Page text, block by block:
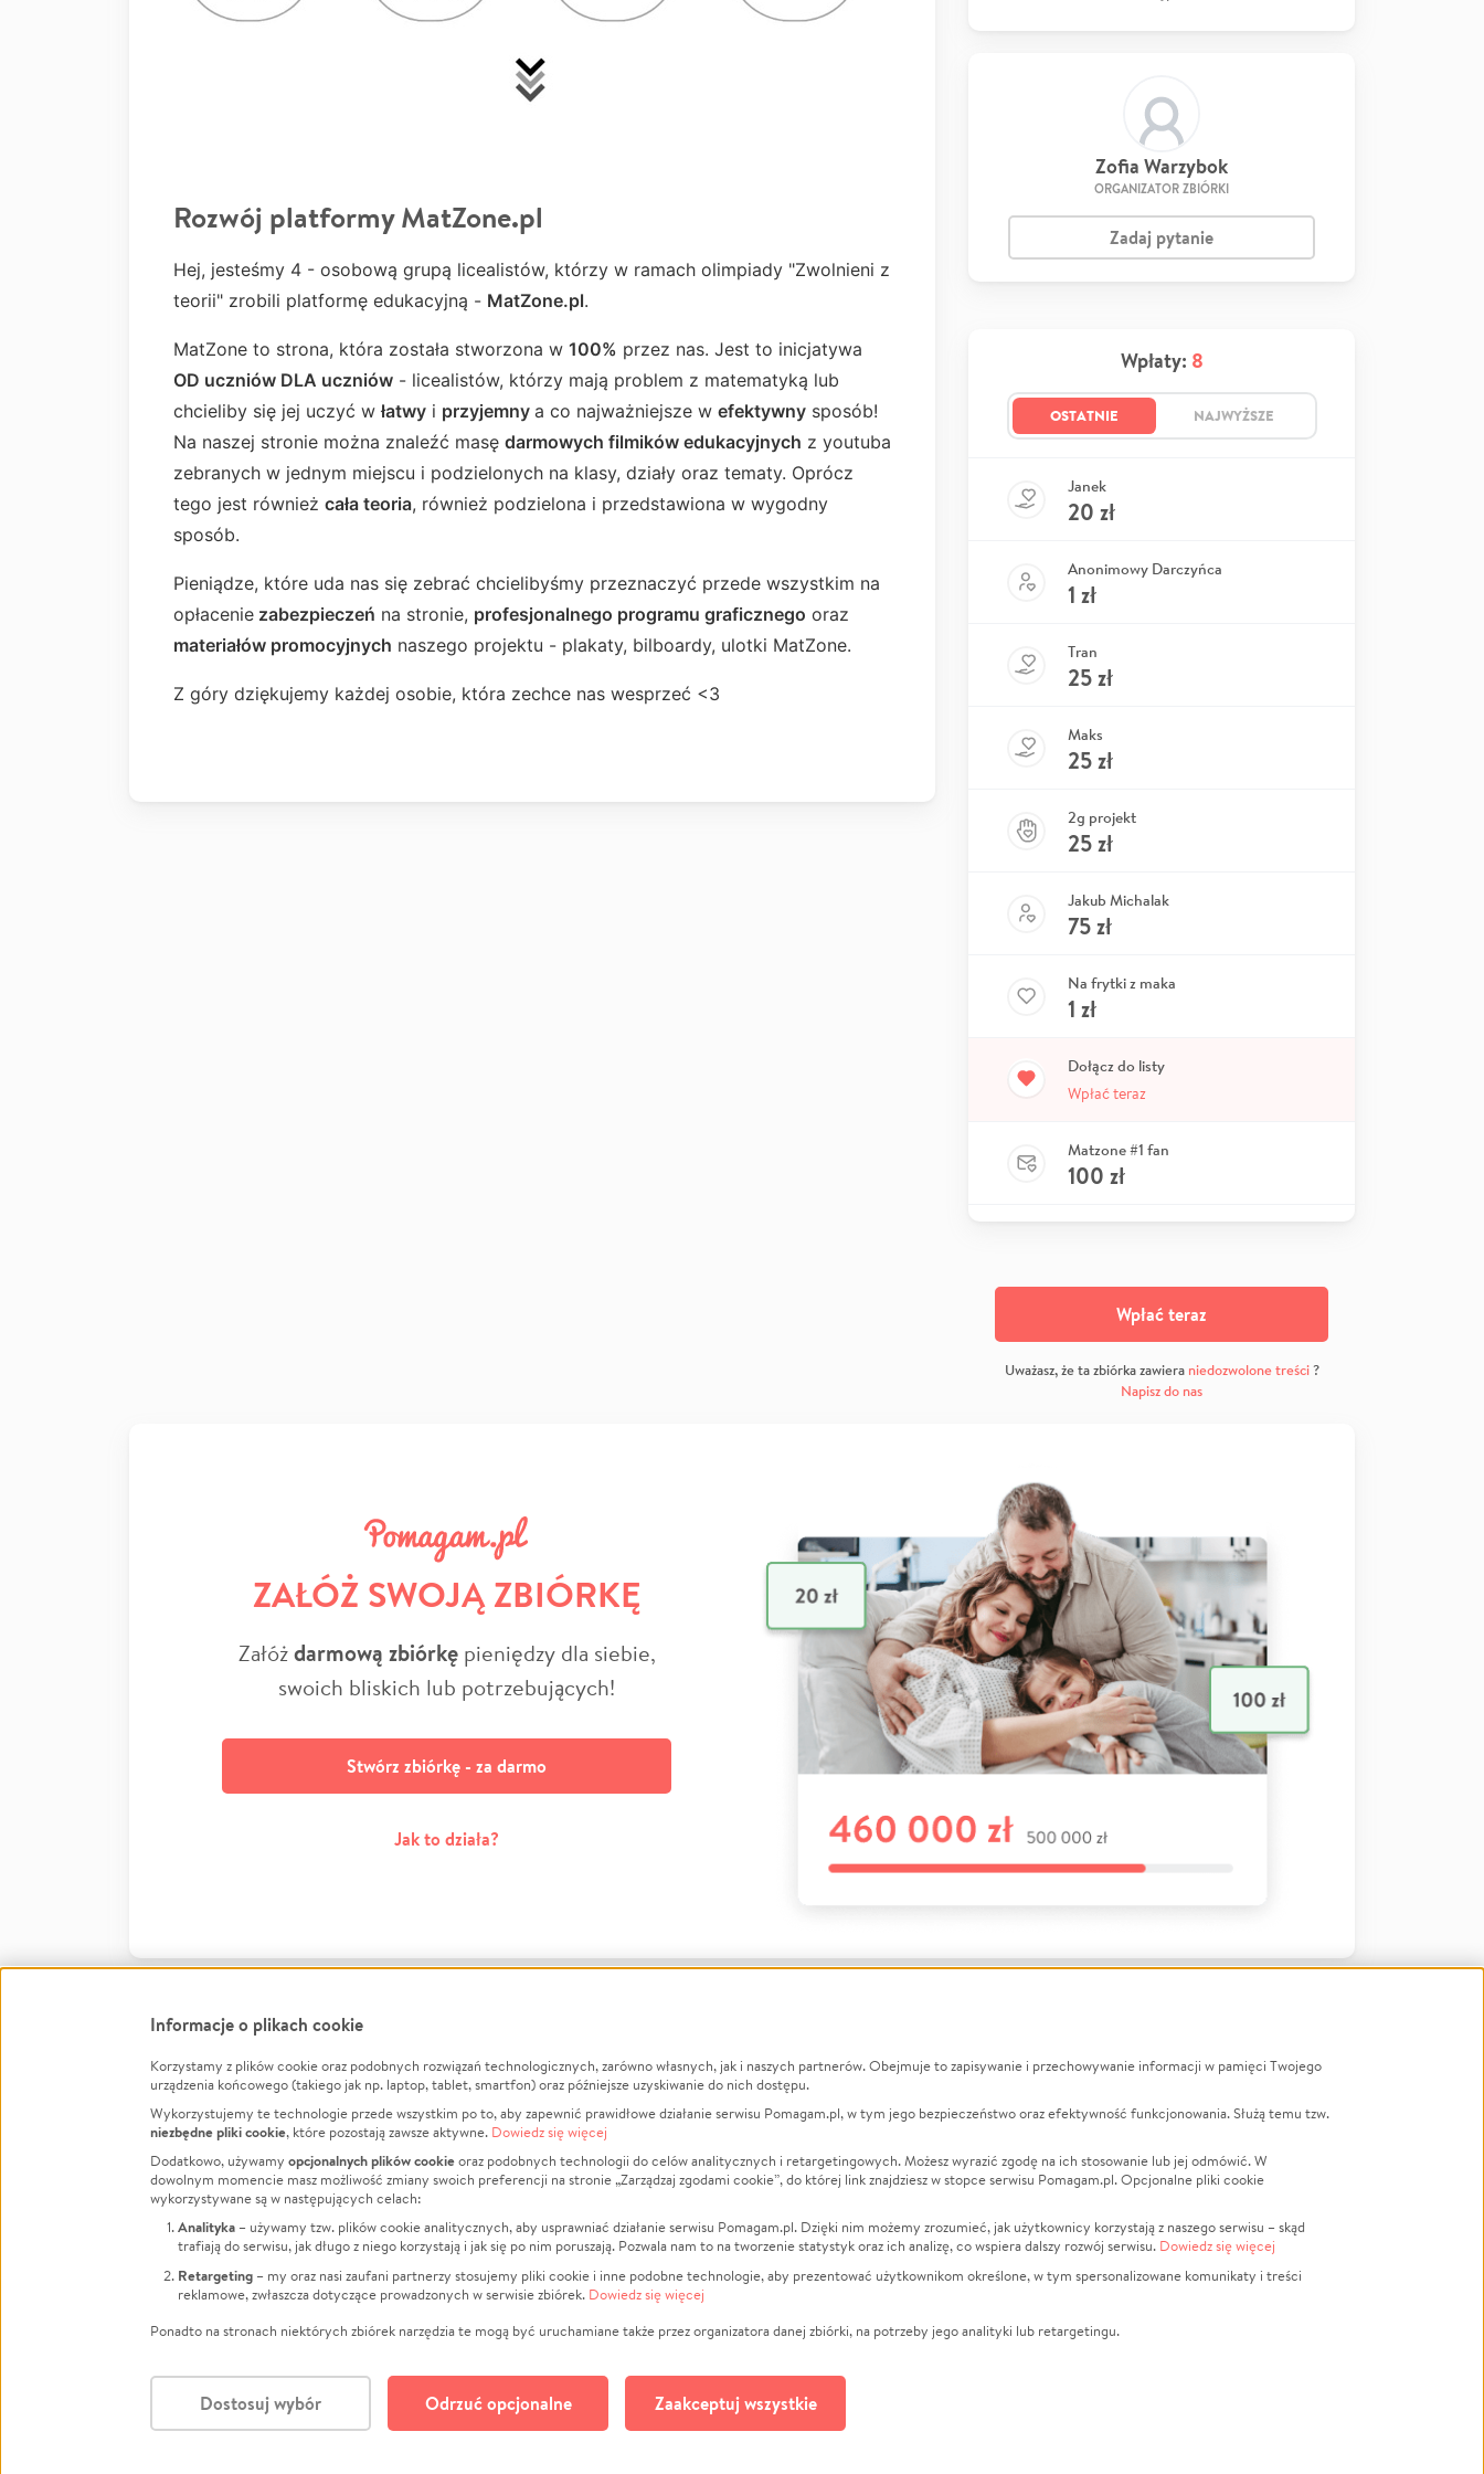
Rozwój platformy MatZone.pl
Hej, jesteśmy 4 - osobową grupą licealistów, którzy w ramach olimpiady "Zwolnieni z
teorii" zrobili platformę edukacyjną - MatZone.pl.
MatZone to strona, która została stworzona w 100% przez nas. Jest to inicjatywa
OD uczniów DLA uczniów - licealistów, którzy mają problem z matematyką lub
chcieliby się jej uczyć w łatwy i przyjemny a co najważniejsze w efektywny sposób!
Na naszej stronie można znaleźć masę darmowych filmików edukacyjnych z youtuba
zebranych w jednym miejscu i podzielonych na klasy, działy oraz tematy. Oprócz
tego jest również cała teoria, również podzielona i przedstawiona w wygodny
sposób.
Pieniądze, które uda nas się zebrać chcielibyśmy przeznaczyć przede wszystkim na
opłacenie zabezpieczeń na stronie, profesjonalnego programu graficznego oraz
materiałów promocyjnych naszego projektu - plakaty, bilboardy, ulotki MatZone.
Z góry dziękujemy każdej osobie, która zechce nas wesprzeć <3
Zofia Warzybok
ORGANIZATOR ZBIÓRKI
Zadaj pytanie
Wpłaty: 8
OSTATNIE NAJWYŻSZE
Janek
20 zł
Anonimowy Darczyńca
1 zł
Tran
25zł
Maks
25zł
2g projekt
25zł
Jakub Michalak
75zł
Na frytki z maka
1 zł
Dołącz do listy
Wpłać teraz
Matzone #1 fan
100 zł
Wpłać teraz
Uważasz, że ta zbiórka zawiera niedozwolone treści?
Napisz do nas
ZAŁÓŻ SWOJĄ ZBIÓRKĘ
Załóżdarmową zbiórkępieniędzy dla siebie,
swoich bliskich lub potrzebujących!
Stwórz zbiórkę - za darmo
Jak to działa?
FacebookTwitter Instagram
LinkedInTikTok Youtube
Informacje
Jak to działa?
Regulamin
Polityka Prywatności
Kontakt
Porównanie serwisów
Polityka plików cookie
Zarządzaj zgodami cookie
O nas
Opinie
Raporty
Za darmo
Dla NGO
Fundacja Pomagam.pl
Zbieraj na
Leczenie
Zwierzęta
Pożar
Sport
Pomoc Finansowa
Pogrzeb
LGBTQ+
Powódź
Wichura
Religia
Edukacja
Polski
Informacje o plikach cookie
Korzystamy z plików cookie oraz podobnych rozwiązań technologicznych, zarówno własnych, jak i naszych partnerów. Obejmuje to zapisywanie i przechowywanie informacji w pamięci Twojego
urządzenia końcowego (takiego jak np. laptop, tablet, smartfon) oraz późniejsze uzyskiwanie do nich dostępu.
Wykorzystujemy te technologie przede wszystkim po to, aby zapewnić prawidłowe działanie serwisu Pomagam.pl, w tym jego bezpieczeństwo oraz efektywność funkcjonowania. Służą temu tzw.
niezbędne pliki cookie, które pozostają zawsze aktywne. Dowiedz się więcej
Dodatkowo, używamy opcjonalnych plików cookieoraz podobnych technologii do celów analitycznych i retargetingowych. Możesz wyrazić zgodę na ich stosowanie lub jej odmówić. W
dowolnym momencie masz możliwość zmiany swoich preferencji na stronie „Zarządzaj zgodami cookie”, do której link znajdziesz w stopce serwisu Pomagam.pl. Opcjonalne pliki cookie
wykorzystywane są w następujących celach:
Analityka – używamy tzw. plików cookie analitycznych, aby usprawniać działanie serwisu Pomagam.pl. Dzięki nim możemy zrozumieć, jak użytkownicy korzystają z naszego serwisu – skąd
trafiają do serwisu, jak długo z niego korzystają i jak się po nim poruszają. Pozwala nam to na tworzenie statystyk oraz ich analizę, co wspiera dalszy rozwój serwisu. Dowiedz się więcej
Retargeting – my oraz nasi zaufani partnerzy stosujemy pliki cookie i inne podobne technologie, aby prezentować użytkownikom określone, w tym spersonalizowane komunikaty i treści
reklamowe, zwłaszcza dotyczące prowadzonych w serwisie zbiórek. Dowiedz się więcej
Ponadto na stronach niektórych zbiórek narzędzia te mogą być uruchamiane także przez organizatora danej zbiórki, na potrzeby jego analityki lub retargetingu.
Dostosuj wybór Odrzuć opcjonalne Zaakceptuj wszystkie